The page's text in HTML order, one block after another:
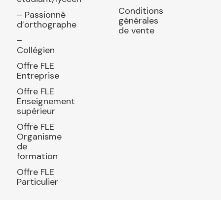
– Passionné
d’orthographe
–
Collégien
Offre FLE
Entreprise
Offre FLE
Enseignement
supérieur
Offre FLE
Organisme
de
formation
Offre FLE
Particulier
Conditions
générales
de vente